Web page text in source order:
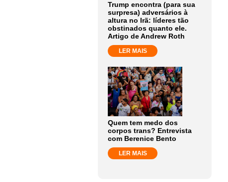
Trump encontra (para sua
surpresa) adversários à
altura no Irã: líderes tão
obstinados quanto ele.
Artigo de Andrew Roth
LER MAIS
Quem tem medo dos
corpos trans? Entrevista
com Berenice Bento
LER MAIS